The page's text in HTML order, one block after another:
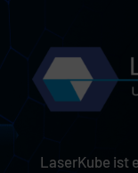
LaserKube ist